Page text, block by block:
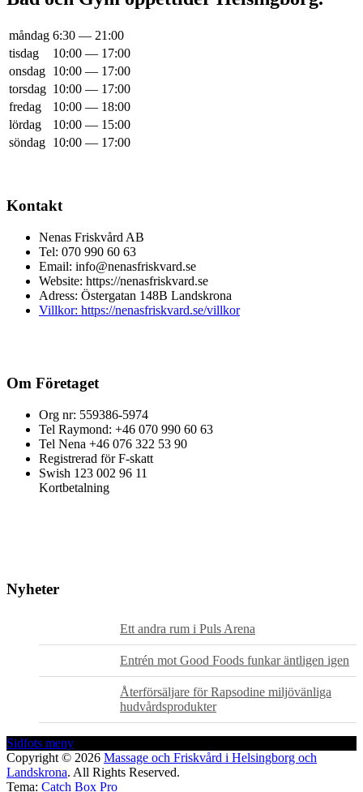
måndag 6:30 — 21:00
tisdag
10:00 — 17:00
onsdag 10:00 — 17:00
torsdag 10:00 — 17:00
fredag
10:00 — 18:00
lördag
10:00 — 15:00
söndag 10:00 — 17:00
Kontakt
Nenas Friskvård AB
Tel: 070 990 60 63
Email: info@nenasfriskvard.se
Website: https://nenasfriskvard.se
Adress: Östergatan 148B Landskrona
Villkor: https://nenasfriskvard.se/villkor
Om Företaget
Org nr: 559386-5974
Tel Raymond: +46 070 990 60 63
Tel Nena +46 076 322 53 90
Registrerad för F-skatt
Swish 123 002 96 11
Kortbetalning
Nyheter
Ett andra rum i Puls Arena
Entrén mot Good Foods funkar äntligen igen
Återförsäljare för Rapsodine miljövänliga
hudvårdsprodukter
Sidfots meny
Sidfotsmeny
Copyright © 2026 Massage och Friskvård i Helsingborg och
Landskrona. All Rights Reserved.
Tema: Catch Box Pro